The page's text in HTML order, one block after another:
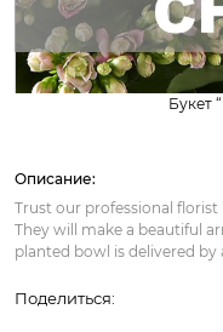
Букет
Описание:
Trust our professional florist
They will make a beautiful
planted bowl is delivered by
Поделиться: